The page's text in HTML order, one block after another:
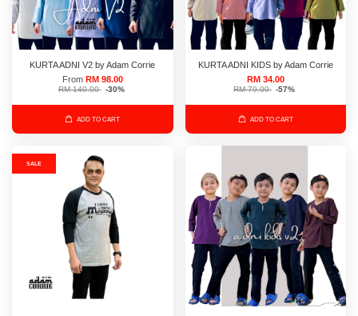
KURTA ADNI V2 by Adam Corrie
From RM 98.00
RM 140.00 -30%
ADD TO CART
KURTA ADNI KIDS by Adam Corrie
RM 34.00
RM 79.00 -57%
ADD TO CART
SALE